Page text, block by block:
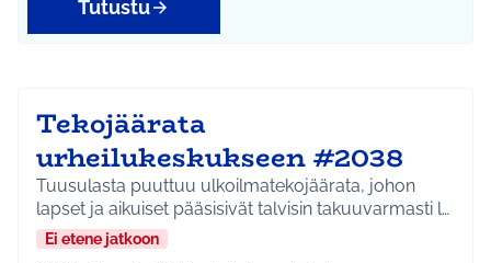
Tutustu
Tekojäärata
urheilukeskukseen #2038
Tuusulasta puuttuu ulkoilmatekojäärata, johon
lapset ja aikuiset pääsisivät talvisin takuuvarmasti l…
Ei etene jatkoon